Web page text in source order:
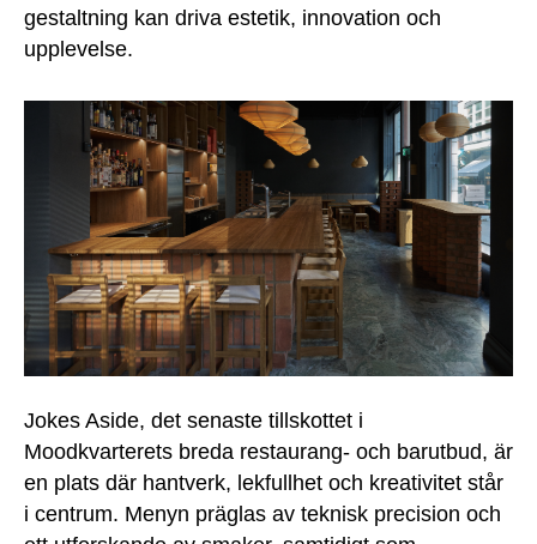
gestaltning kan driva estetik, innovation och
upplevelse.
Jokes Aside, det senaste tillskottet i
Moodkvarterets breda restaurang- och barutbud, är
en plats där hantverk, lekfullhet och kreativitet står
i centrum. Menyn präglas av teknisk precision och